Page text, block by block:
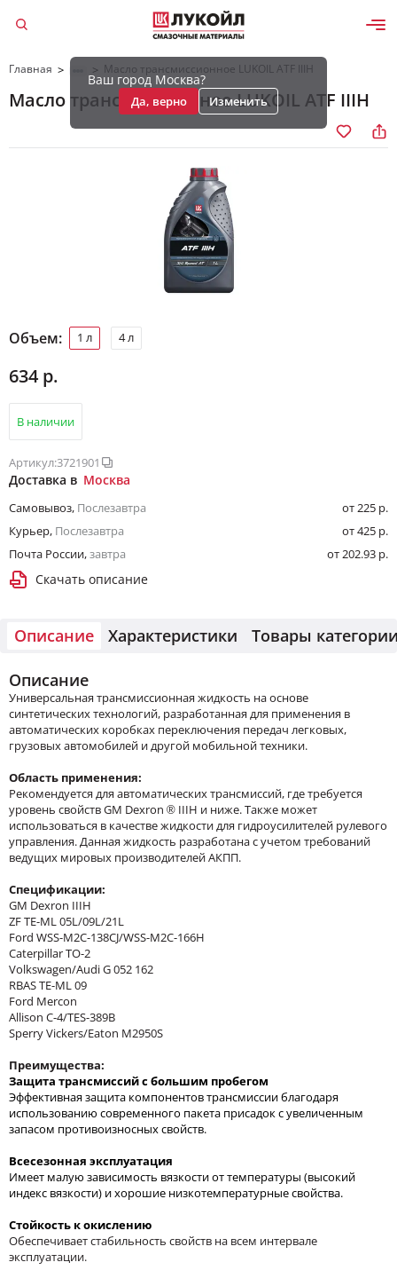
Ваш город Москва?
Да, верно Изменить
Главная > > Масло трансмиссионное LUKOIL ATF IIIH
Масло трансмиссионное LUKOIL ATF IIIH
Объем: 1 л 4 л
634 р.
В наличии
Артикул:3721901
Доставка в Москва
Самовывоз, Послезавтра
от 225 р.
Курьер, Послезавтра
от 425 р.
Почта России,завтра от 202.93 р.
Скачать описание
Описание Характеристики Товары
Описание
Универсальная трансмиссионная жидкость на основе
синтетических технологий, разработанная для применения в
автоматических коробках переключения передач легковых,
грузовых автомобилей и другой мобильной техники.
Область применения:
Рекомендуется для автоматических трансмиссий, где требуется
уровень свойств GM Dexron ® IIIH и ниже. Также может
использоваться в качестве жидкости для гидроусилителей рулевого
управления. Данная жидкость разработана с учетом требований
ведущих мировых производителей АКПП.
Спецификации:
GM Dexron IIIH
ZF TE-ML 05L/09L/21L
Ford WSS-M2C-138CJ/WSS-M2C-166H
Caterpillar TO-2
Volkswagen/Audi G 052 162
RBAS TE-ML 09
Ford Mercon
Allison C-4/TES-389B
Sperry Vickers/Eaton M2950S
Преимущества:
Защита трансмиссий с большим пробегом
Эффективная защита компонентов трансмиссии благодаря
использованию современного пакета присадок с увеличенным
запасом противоизносных свойств.
Всесезонная эксплуатация
Имеет малую зависимость вязкости от температуры (высокий
индекс вязкости) и хорошие низкотемпературные свойства.
Стойкость к окислению
Обеспечивает стабильность свойств на всем интервале
эксплуатации.